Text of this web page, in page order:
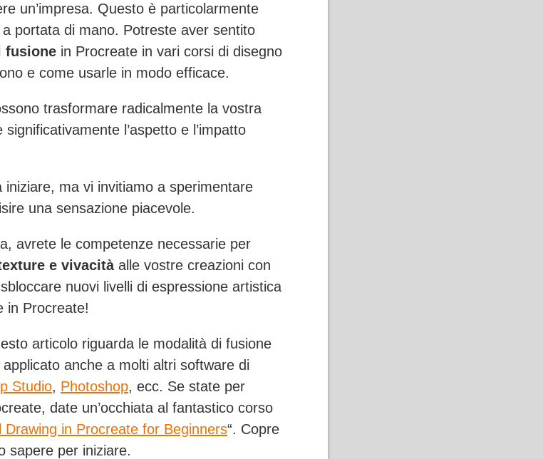
un’impresa. Questo è particolarmente
portata di mano. Potreste aver sentito
fusione in Procreate in vari corsi di disegno
e come usarle in modo efficace.
trasformare radicalmente la vostra
l’aspetto e l’impatto
ma vi invitiamo a sperimentare
una sensazione piacevole.
avrete le competenze necessarie per
e vivacitàalle vostre creazioni con
nuovi livelli di espressione artistica
in Procreate!
articolo riguarda le modalità di fusione
anche a molti altri software di
Studio, Photoshop, ecc. Se state per
date un’occhiata al fantastico corso
Drawing in Procreate for Beginners“. Copre
sapere per iniziare.